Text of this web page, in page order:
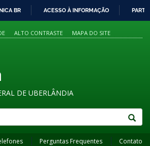
PARA
O
BR ACESSO À INFORMAÇÃO
ALTO CONTRASTE MAPA DO SITE
DE UBERLÂNDIA
Perguntas Frequentes
Contato